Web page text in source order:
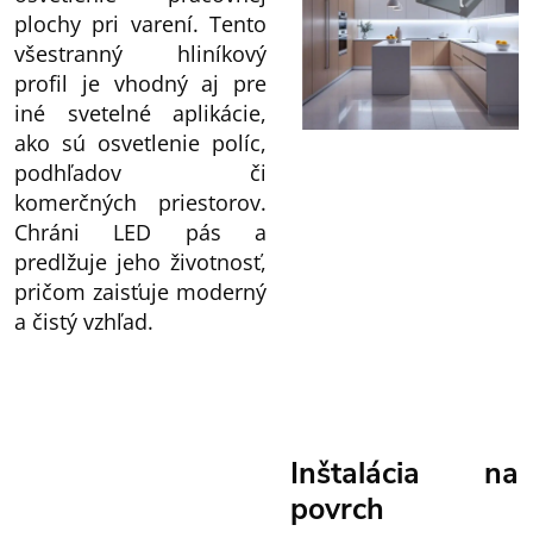
plochy pri varení. Tento
všestranný hliníkový
profil je vhodný aj pre
iné svetelné aplikácie,
ako sú osvetlenie políc,
podhľadov či
komerčných priestorov.
Chráni LED pás a
predlžuje jeho životnosť,
pričom zaisťuje moderný
a čistý vzhľad.
Inštalácia na
povrch